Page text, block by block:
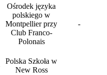
Ośrodek języka
polskiego w
Montpellier przy
Club Franco-
Polonais
-
Polska Szkoła w
New Ross